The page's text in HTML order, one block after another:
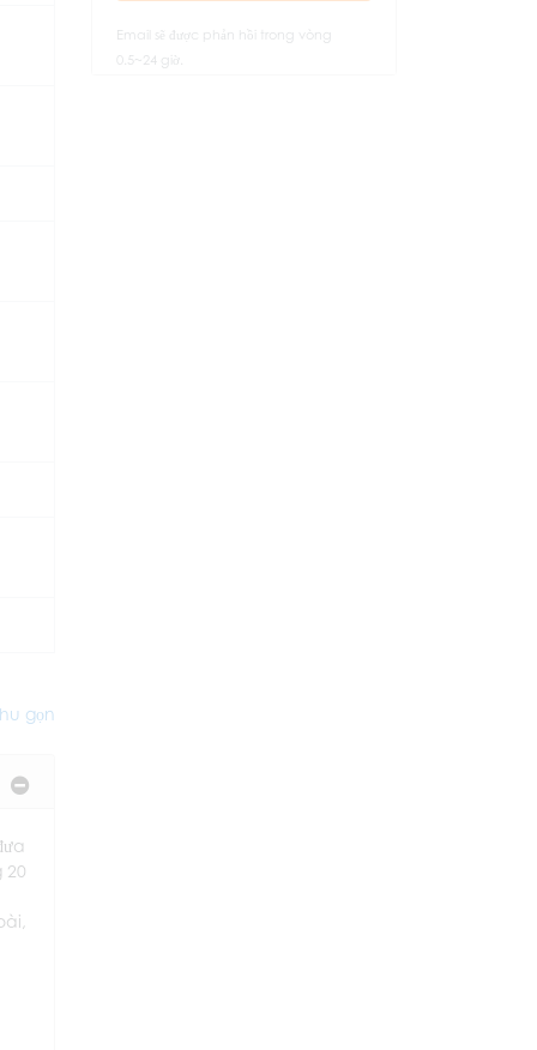
gọn
20
Email sẽ được phản hồi trong vòng
0.5~24 giờ.